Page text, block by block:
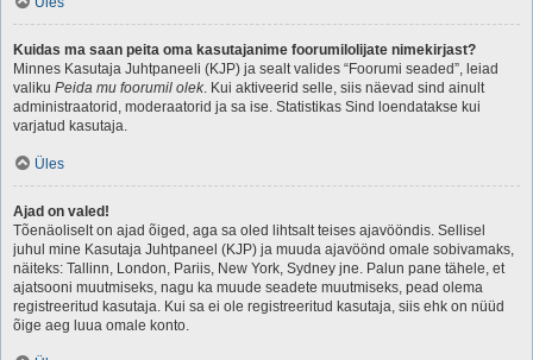
Kuidas ma saan peita oma kasutajanime foorumilolijate nimekirjast?
Minnes Kasutaja Juhtpaneeli (KJP) ja sealt valides “Foorumi seaded”, leiad
valiku Peida mu foorumil olek. Kui aktiveerid selle, siis näevad sind ainult
administraatorid, moderaatorid ja sa ise. Statistikas Sind loendatakse kui
varjatud kasutaja.
Üles
Ajad on valed!
Tõenäoliselt on ajad õiged, aga sa oled lihtsalt teises ajavööndis. Sellisel
juhul mine Kasutaja Juhtpaneel (KJP) ja muuda ajavöönd omale sobivamaks,
näiteks: Tallinn, London, Pariis, New York, Sydney jne. Palun pane tähele, et
ajatsooni muutmiseks, nagu ka muude seadete muutmiseks, pead olema
registreeritud kasutaja. Kui sa ei ole registreeritud kasutaja, siis ehk on nüüd
õige aeg luua omale konto.